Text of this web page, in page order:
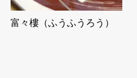
富々樓（ふうふうろう）